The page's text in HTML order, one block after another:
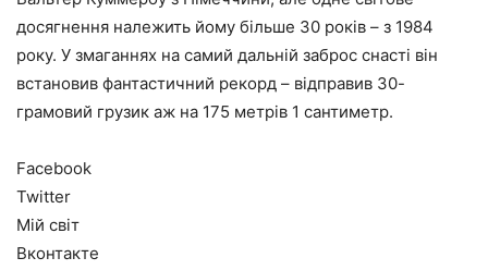
досягнення належить йому більше 30 років – з 1984
року. У змаганнях на самий дальній заброс снасті він
встановив фантастичний рекорд – відправив 30-
грамовий грузик аж на 175 метрів 1 сантиметр.
Facebook
Twitter
Мій світ
Вконтакте